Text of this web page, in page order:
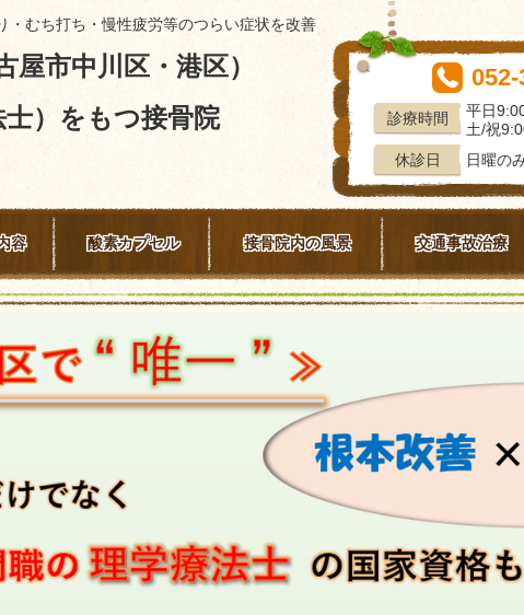
・むち打ち・慢性疲労等のつらい症状を改善
屋市中川区・港区）
）をもつ接骨院
052-
診療時間
平日
土/祝
休診日
日曜の
容 酸素カプセル 接骨院内の風景 交通事故治療